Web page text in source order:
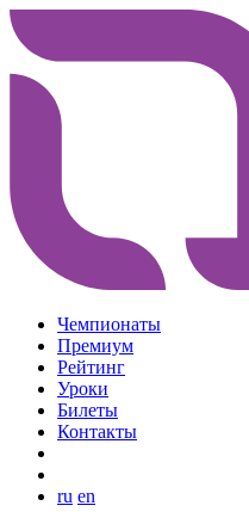
Чемпионаты
Премиум
Рейтинг
Уроки
Билеты
Контакты
ru en